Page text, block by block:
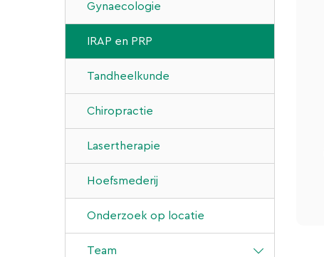
Klinisch keuren/ -onderzoek
Scopie
Röntgenonderzoek
Mobiele röntgen
Echografie
Chiropractie
Laboratorium
Bloedonderzoek bij paarden
Sportpaardenbegeleiding
Gynaecologie
IRAP en PRP
Tandheelkunde
Chiropractie
Lasertherapie
Hoefsmederij
Onderzoek op locatie
Team